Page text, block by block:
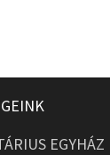
EGYHÁZ